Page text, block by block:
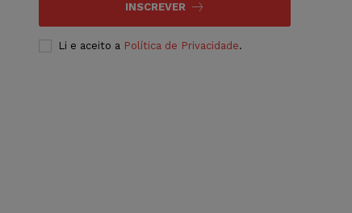
INSCREVER
Li e aceito a Política de Privacidade.